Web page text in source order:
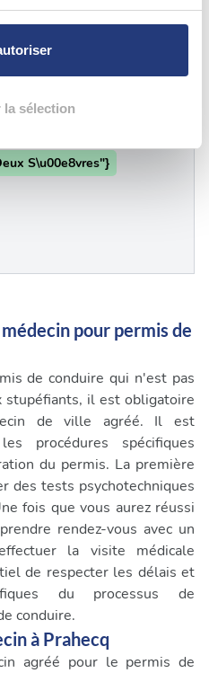
de vos données
reportez-vous à
de personnaliser le contenu
relatives aux
notre trafic. Nous
de médias sociaux, de
sélection
S\u00e8vres"}
pour permis de
de conduire qui n'est pas
stupéfiants, il est obligatoire
de ville agréé. Il est
procédures spécifiques
du permis. La première
des tests psychotechniques
fois que vous aurez réussi
rendez-vous avec un
la visite médicale
de respecter les délais et
du processus de
conduire.
à Prahecq
agréé pour le permis de